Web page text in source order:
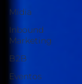
Mídia
Inbound
Marketing
B2B
Eventos